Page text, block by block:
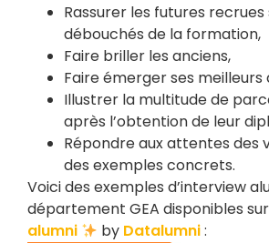
Rassurer les futures recrues
débouchés de la formation,
Faire briller les anciens,
Faire émerger ses meilleurs
Illustrer la multitude de
après l’obtention de leur
Répondre aux attentes des
des exemples concrets.
Voici des exemples d’interview
département GEA disponibles
alumni
by Datalumni: